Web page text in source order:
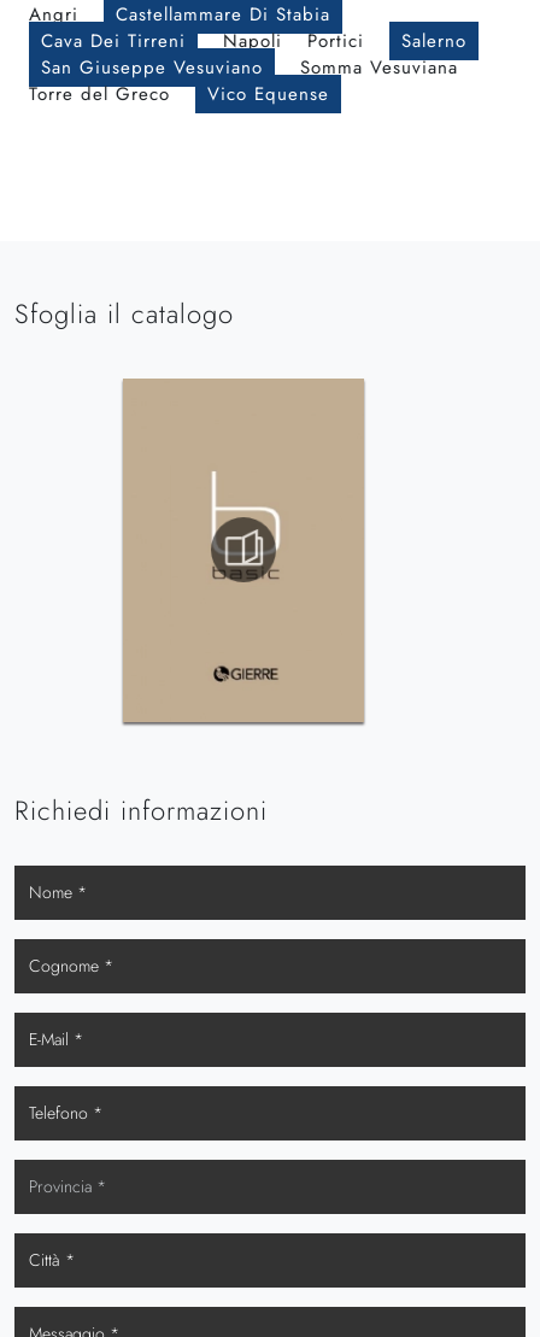
Angri
Castellammare Di Stabia
Cava Dei Tirreni
Napoli Portici
Salerno
San Giuseppe Vesuviano
Somma Vesuviana
Torre del Greco
Vico Equense
Sfoglia il catalogo
Richiedi informazioni